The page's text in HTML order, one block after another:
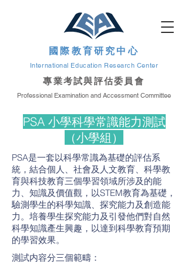
國際教育研究中心
International Education Research Center
專業考試與評估委員會
Professional Examination and Accessment Committee
PSA 小學科學常識能力測試
（小學組）
PSA是一套以科學常識為基礎的評估系
統，結合個人、社會及人文教育、科學教
育與科技教育三個學習領域所涉及的能
力、知識及價值觀，以STEM教育為基礎，
驗測學生的科學知識、探究能力及創造能
力。培養學生探究能力及引發他們對自然
科學知識產生興趣，以達到科學教育預期
的學習效果。
測試内容分三個範疇：